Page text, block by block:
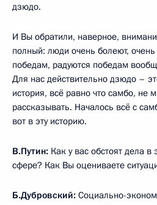
дзюдо.
И Вы обратили, наверное,
полный: люди очень болеют,
победам, радуются победам
Для нас действительно дзюдо –
история, всё равно что самбо, не
рассказывать. Началось всё с
вот в эту историю.
В.Путин: Как у вас обстоят дела
сфере? Как Вы оцениваете
Б.Дубровский: Социально-